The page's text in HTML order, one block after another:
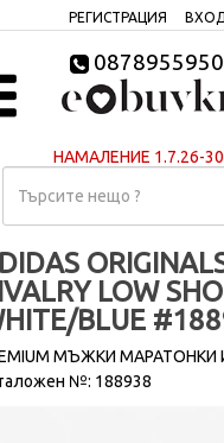
РЕГИСТРАЦИЯ ВХОД
0878955950
НАМАЛЕНИЕ 1.7.26-
LOW
BLUE
МЪЖКИ МАРАТОНКИ
№: 188938